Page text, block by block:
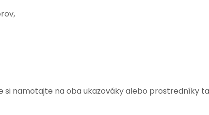
si namotajte na oba ukazováky alebo prostredníky